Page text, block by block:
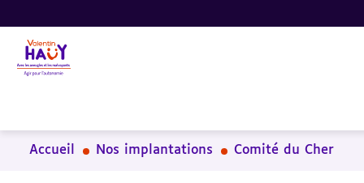
Aller
au
contenu
principal
Aller
au
pied
de
Aller
à
la
recherche
Accueil Nos implantations Comité du Cher